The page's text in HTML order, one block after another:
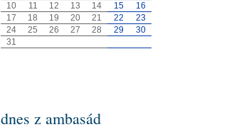
10
11 12 13 14 15
16
17
18 19 20 21 22
23
24
25 26 27 28 29
30
31
dnes z ambasád